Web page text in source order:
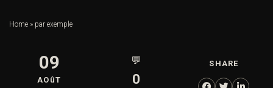
Home » par exemple
09
AOûT
💬
0
SHARE